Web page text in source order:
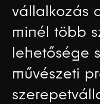
vállalkozás
minél több
lehetősége
művészeti